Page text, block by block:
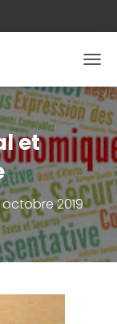
U
V
R
I
/
F
E
R
M
E
R
et
2019